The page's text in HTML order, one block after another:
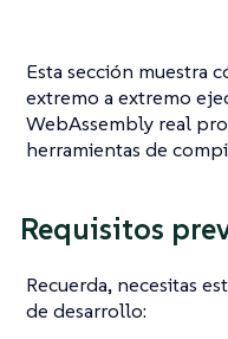
Esta sección muestra
extremo a extremo
WebAssembly real
herramientas de
Requisitos
Recuerda, necesitas
de desarrollo: